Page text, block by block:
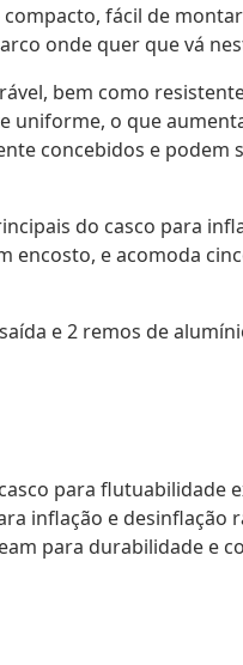
compacto, fácil de
onde quer que vá
bem como
o que
concebidos e podem
do casco para
encosto, e acomoda
e 2 remos de
para flutuabilidade
inflação e desinflação
para durabilidade e